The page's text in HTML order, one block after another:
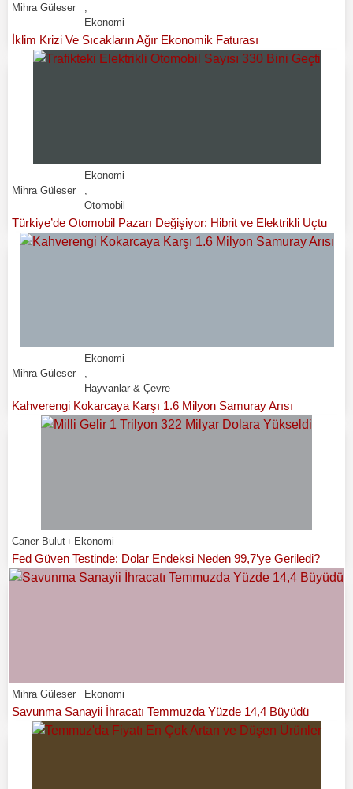
Mihra Güleser
,
Ekonomi
İklim Krizi Ve Sıcakların Ağır Ekonomik Faturası
Mihra Güleser
Ekonomi
,
Otomobil
Türkiye’de Otomobil Pazarı Değişiyor: Hibrit ve Elektrikli Uçtu
Mihra Güleser
Ekonomi
,
Hayvanlar & Çevre
Kahverengi Kokarcaya Karşı 1.6 Milyon Samuray Arısı
Caner Bulut Ekonomi
Fed Güven Testinde: Dolar Endeksi Neden 99,7’ye Geriledi?
Mihra Güleser Ekonomi
Savunma Sanayii İhracatı Temmuzda Yüzde 14,4 Büyüdü